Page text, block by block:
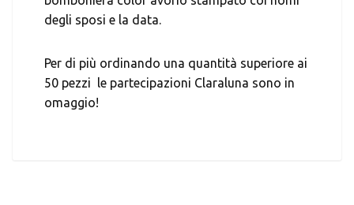
degli sposi e la data.
Per di più ordinando una quantità superiore ai
50 pezzi le partecipazioni Claraluna sono in
omaggio!